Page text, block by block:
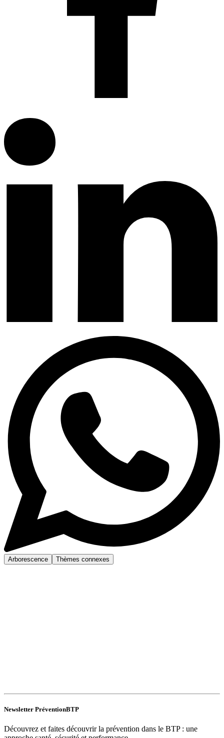
Arborescence Thèmes connexes
Newsletter PréventionBTP
Découvrez et faites découvrir la prévention dans le BTP : une